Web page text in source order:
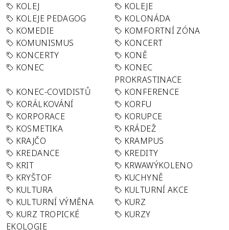
KOLEJ
KOLEJE
KOLEJE PEDAGOG
KOLONÁDA
KOMEDIE
KOMFORTNÍ ZÓNA
KOMUNISMUS
KONCERT
KONCERTY
KONĚ
KONEC
KONEC
PROKRASTINACE
KONEC-COVIDISTŮ
KONFERENCE
KORÁLKOVÁNÍ
KORFU
KORPORACE
KORUPCE
KOSMETIKA
KRÁDEŽ
KRAJČO
KRAMPUS
KREDANCE
KREDITY
KRIT
KRWAWÝKOLENO
KRYŠTOF
KUCHYNĚ
KULTURA
KULTURNÍ AKCE
KULTURNÍ VÝMĚNA
KURZ
KURZ TROPICKÉ
EKOLOGIE
KURZY